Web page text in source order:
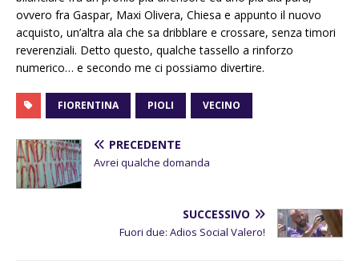
ovvero fra Gaspar, Maxi Olivera, Chiesa e appunto il nuovo
acquisto, un’altra ala che sa dribblare e crossare, senza timori
reverenziali. Detto questo, qualche tassello a rinforzo
numerico… e secondo me ci possiamo divertire.
FIORENTINA PIOLI VECINO
PRECEDENTE
Avrei qualche domanda
SUCCESSIVO
Fuori due: Adios Social Valero!